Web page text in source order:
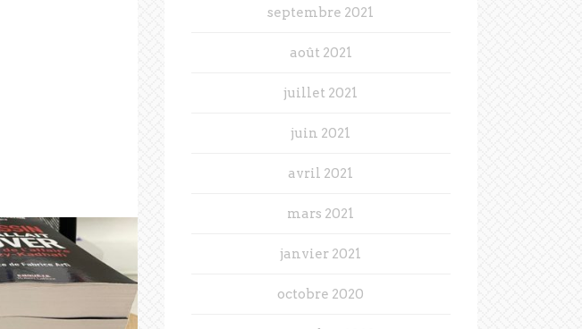
septembre 2021
août 2021
juillet 2021
juin 2021
avril 2021
mars 2021
janvier 2021
octobre 2020